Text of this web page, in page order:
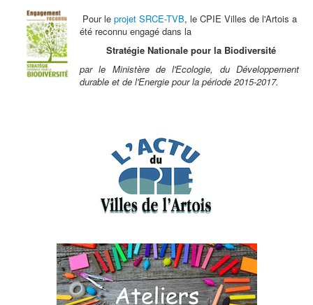
Pour le projet SRCE-TVB, le CPIE Villes de l'Artois a
été reconnu engagé dans la
Stratégie Nationale pour la Biodiversité
par le Ministère de l'Ecologie, du Développement
durable et de l'Energie pour la période 2015-2017.